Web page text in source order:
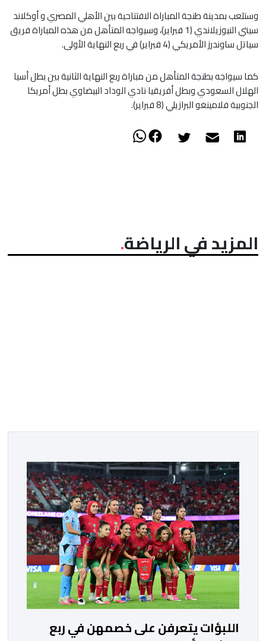
وستلعب بمدينة طنجة المباراة الافتتاحية بين الأهلي المصري و أوكلاند
سيتي النيوزيلاندي (1 فبراير)، وسيواجه المتأهل من هذه المباراة فريق
سياتل ساوندرز الأمريكي (4 فبراير) في ربع النهاية الأولى.
كما سيواجه بطنجة المتأهل من مباراة ربع النهاية الثانية بين بطل أسيا
الهلال السعودي وبطل أفريقيا نادي الوداد البيضاوي بطل أمريكا
الجنوبية فلامينغو البرازيلي (8 فبراير).
المزيد في الرياضة
اللبؤات يتعرفن على خصمهن في ربع